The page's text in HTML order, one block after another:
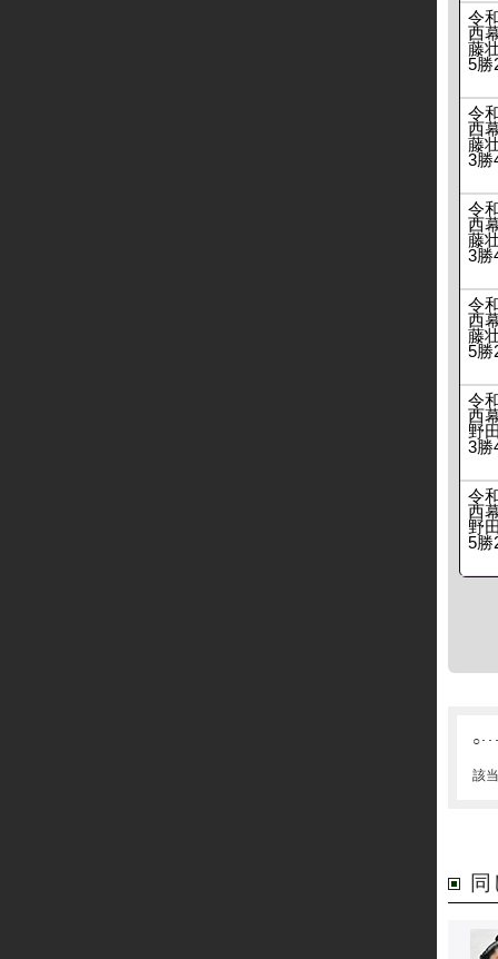
令
西
藤
5勝
令
西
藤
3勝
令
西
藤
3勝
令
西
藤
5勝
令
西
野
3勝
令
西
野
5勝
○･･
該